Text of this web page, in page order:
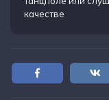
качестве